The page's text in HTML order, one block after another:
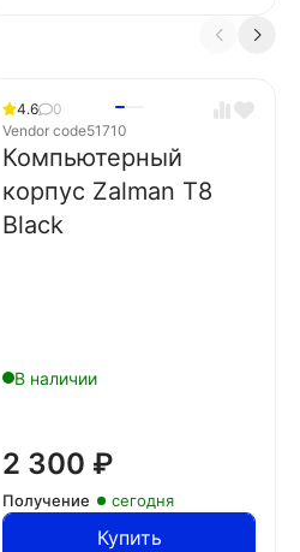
4.6
0
Vendor code51710
Компьютерный
корпус Zalman T8
Black
В наличии
2 300 ₽
Получение сегодня
Купить